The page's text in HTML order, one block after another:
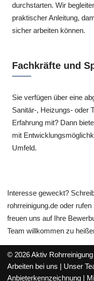
Fachkräfte und
Sie verfügen über eine
Sanitär-, Heizungs- oder
Erfahrung mit? Dann
mit
Umfeld.
durchstarten. Wir
praktischer Anleitung,
sicher arbeiten können.
Interesse geweckt?
rohrreinigung.de oder
freuen uns auf Ihre
Team willkommen zu
© 2026 Aktiv
Arbeiten bei uns | Unser
Anbieterkennzeichnung |